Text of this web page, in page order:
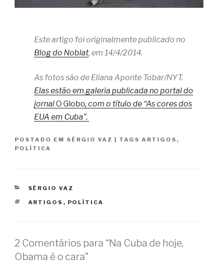
Este artigo foi originalmente publicado no
Blog do Noblat, em 14/4/2014.
As fotos são de Eliana Aponte Tobar/NYT.
Elas estão em galeria publicada no portal do
jornalO Globo, com o título de “As cores dos
EUA em Cuba”.
POSTADO EM SÉRGIO VAZ TAGS ARTIGOS ,
POLÍTICA
CATEGORIAS
SÉRGIO VAZ
TAGS
ARTIGOS , POLÍTICA
2 Comentários para “Na Cuba de hoje,
Obama é o cara”